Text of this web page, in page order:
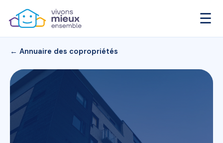
☰
← Annuaire des copropriétés